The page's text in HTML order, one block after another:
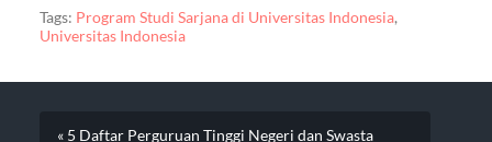
Tags: Program Studi Sarjana di Universitas Indonesia,
Universitas Indonesia
« 5 Daftar Perguruan Tinggi Negeri dan Swasta